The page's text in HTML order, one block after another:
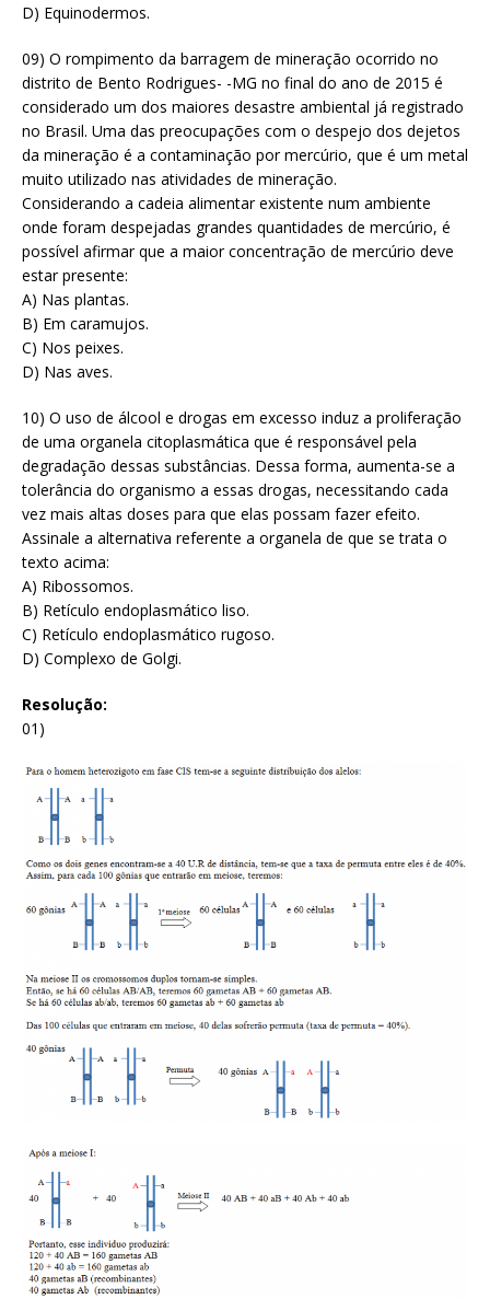
D) Equinodermos.
09) O rompimento da barragem de mineração ocorrido no
distrito de Bento Rodrigues- -MG no final do ano de 2015 é
considerado um dos maiores desastre ambiental já registrado
no Brasil. Uma das preocupações com o despejo dos dejetos
da mineração é a contaminação por mercúrio, que é um metal
muito utilizado nas atividades de mineração.
Considerando a cadeia alimentar existente num ambiente
onde foram despejadas grandes quantidades de mercúrio, é
possível afirmar que a maior concentração de mercúrio deve
estar presente:
A) Nas plantas.
B) Em caramujos.
C) Nos peixes.
D) Nas aves.
10) O uso de álcool e drogas em excesso induz a proliferação
de uma organela citoplasmática que é responsável pela
degradação dessas substâncias. Dessa forma, aumenta-se a
tolerância do organismo a essas drogas, necessitando cada
vez mais altas doses para que elas possam fazer efeito.
Assinale a alternativa referente a organela de que se trata o
texto acima:
A) Ribossomos.
B) Retículo endoplasmático liso.
C) Retículo endoplasmático rugoso.
D) Complexo de Golgi.
Resolução:
01)